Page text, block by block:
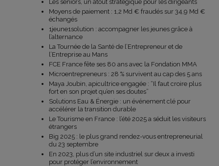
Les seniors, un atout stratégique pour les dirigeants
Moyens de paiement : 1,2 Md € fraudés sur 34,9 Md €
échangés
1jeune1solution : accompagner les jeunes grâce à
l’alternance
La Tournée de la Santé de l’Entrepreneur et de
l’Entreprise au Mans
FCE France fête ses 80 ans avec la Fondation MMA
Microentrepreneurs : 28 % survivent au cap des 5 ans
Maya Joubin, apicultrice engagée : “Il faut croire plus
fort en son projet qu’en ses doutes”
Solutions Eau & Énergie : un événement clé pour
accélérer la transition durable
Le Tourisme en France : l’été 2025 a séduit les visiteurs
étrangers
Big 2025 : le plus grand rendez-vous entrepreneurial
du 23 septembre
En 2023, plus d’un site industriel sur deux a investi
pour protéger l’environnement